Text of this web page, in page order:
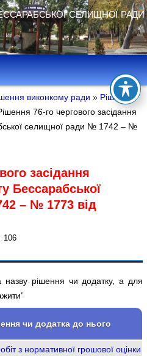
селищної ради
виконкому ради» Рішення
76-го чергового засідання
селищної ради № 1742 – №
засідання
Бессарабської
– № 1773 від
106
назву рішення чи додатку, а для
чи додатка до нього
з нормативної грошової оцінки